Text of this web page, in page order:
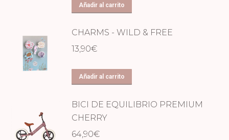
Añadir al carrito
CHARMS - WILD & FREE
13,90€
Añadir al carrito
BICI DE EQUILIBRIO PREMIUM
CHERRY
64,90€